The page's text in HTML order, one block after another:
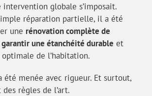
intervention globale s’imposait.
réparation partielle, il a été
une rénovation complète de
garantir une étanchéité durable et
de l’habitation.
été menée avec rigueur. Et surtout,
règles de l’art.